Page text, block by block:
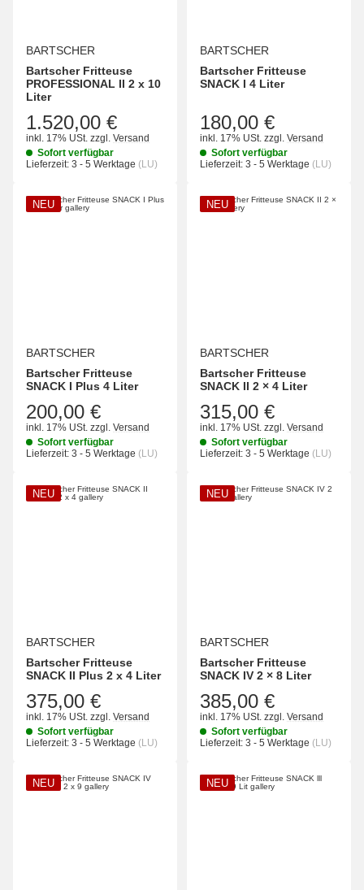
BARTSCHER
Bartscher Fritteuse
PROFESSIONAL II 2 x 10
Liter
1.520,00 €
inkl. 17% USt. zzgl. Versand
Sofort verfügbar
Lieferzeit: 3 - 5 Werktage (LU)
BARTSCHER
Bartscher Fritteuse
SNACK I 4 Liter
180,00 €
inkl. 17% USt. zzgl. Versand
Sofort verfügbar
Lieferzeit: 3 - 5 Werktage (LU)
NEU
BARTSCHER
Bartscher Fritteuse
SNACK I Plus 4 Liter
200,00 €
inkl. 17% USt. zzgl. Versand
Sofort verfügbar
Lieferzeit: 3 - 5 Werktage (LU)
NEU
BARTSCHER
Bartscher Fritteuse
SNACK II 2 × 4 Liter
315,00 €
inkl. 17% USt. zzgl. Versand
Sofort verfügbar
Lieferzeit: 3 - 5 Werktage (LU)
NEU
BARTSCHER
Bartscher Fritteuse
SNACK II Plus 2 x 4 Liter
375,00 €
inkl. 17% USt. zzgl. Versand
Sofort verfügbar
Lieferzeit: 3 - 5 Werktage (LU)
NEU
BARTSCHER
Bartscher Fritteuse
SNACK IV 2 × 8 Liter
385,00 €
inkl. 17% USt. zzgl. Versand
Sofort verfügbar
Lieferzeit: 3 - 5 Werktage (LU)
NEU NEU